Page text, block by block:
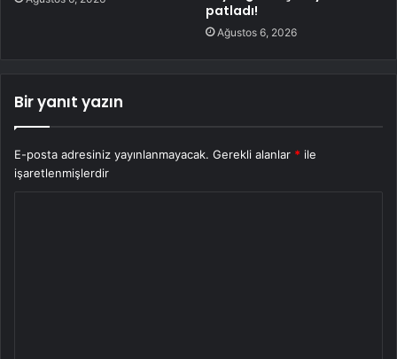
patladı!
Ağustos 6, 2026
Bir yanıt yazın
E-posta adresiniz yayınlanmayacak. Gerekli alanlar * ile
işaretlenmişlerdir